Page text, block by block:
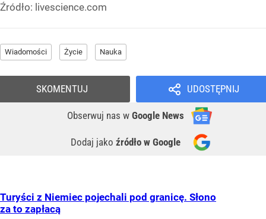
Źródło: livescience.com
Wiadomości Życie Nauka
UDOSTĘPNIJ
Obserwuj nas w Google News
Dodaj jako źródło w Google
SKOMENTUJ
Turyści z Niemiec pojechali pod granicę. Słono
za to zapłacą